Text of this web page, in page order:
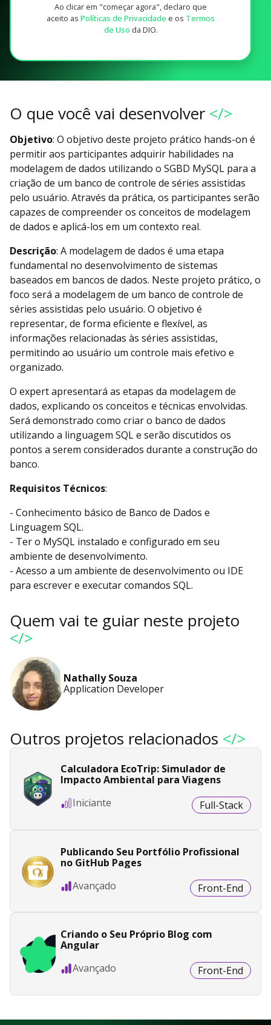
Ao clicar em "começar agora", declaro que
aceito as Políticas de Privacidade e os Termos
de Uso da DIO.
O que você vai desenvolver </>
Objetivo: O objetivo deste projeto prático hands-on é
permitir aos participantes adquirir habilidades na
modelagem de dados utilizando o SGBD MySQL para a
criação de um banco de controle de séries assistidas
pelo usuário. Através da prática, os participantes serão
capazes de compreender os conceitos de modelagem
de dados e aplicá-los em um contexto real.
Descrição: A modelagem de dados é uma etapa
fundamental no desenvolvimento de sistemas
baseados em bancos de dados. Neste projeto prático, o
foco será a modelagem de um banco de controle de
séries assistidas pelo usuário. O objetivo é
representar, de forma eficiente e flexível, as
informações relacionadas às séries assistidas,
permitindo ao usuário um controle mais efetivo e
organizado.
O expert apresentará as etapas da modelagem de
dados, explicando os conceitos e técnicas envolvidas.
Será demonstrado como criar o banco de dados
utilizando a linguagem SQL e serão discutidos os
pontos a serem considerados durante a construção do
banco.
Requisitos Técnicos:
- Conhecimento básico de Banco de Dados e
Linguagem SQL.
- Ter o MySQL instalado e configurado em seu
ambiente de desenvolvimento.
- Acesso a um ambiente de desenvolvimento ou IDE
para escrever e executar comandos SQL.
Quem vai te guiar neste projeto
</>
Nathally Souza
Application Developer
Outros projetos relacionados </>
Calculadora EcoTrip: Simulador de
Impacto Ambiental para Viagens
Iniciante
Full-Stack
Publicando Seu Portfólio Profissional
no GitHub Pages
Avançado
Front-End
Criando o Seu Próprio Blog com
Angular
Avançado
Front-End